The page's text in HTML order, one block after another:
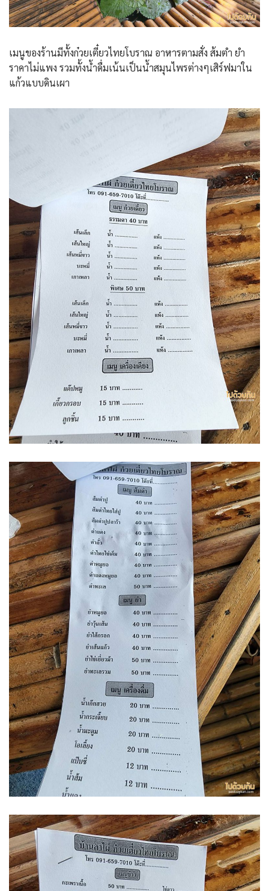
เมนูของร้านมีทั้งก๋วยเตี๋ยวไทยโบราณ อาหารตามสั่ง ส้มตำ ยำ
ราคาไม่แพง รวมทั้งน้ำดื่มเน้นเป็นน้ำสมุนไพรต่างๆเสิร์ฟมาใน
แก้วแบบดินเผา